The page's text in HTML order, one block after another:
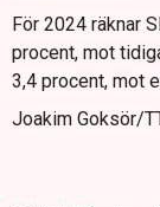
För 2024 räknar
procent, mot
3,4 procent, mot
Joakim Goksör/